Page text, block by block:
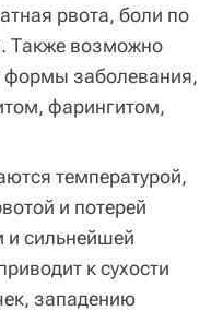
рвота, боли по
Также возможно
формы заболевания,
фарингитом,
температурой,
и потерей
и сильнейшей
к сухости
западению